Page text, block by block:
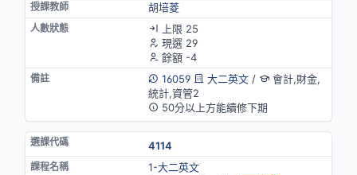
胡培菱
上限 25
現選 29
餘額 -4
16059
大二英文/
會計,財金,
統計,資管2
50分以上方能續修下期
4114
1-大二英文